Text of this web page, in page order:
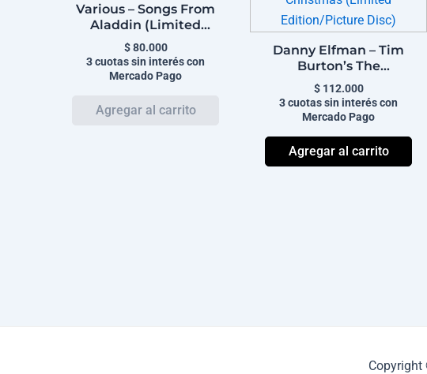
Various – Songs From
Aladdin (Limited
Edition)
$80.000
3 cuotas sin interés con
Mercado Pago
Danny Elfman – Tim
Burton’s The
Nightmare Before
Christmas (Limited
Edition/Picture Disc)
$112.000
3 cuotas sin interés con
Mercado Pago
Agregar al carrito
Copyright